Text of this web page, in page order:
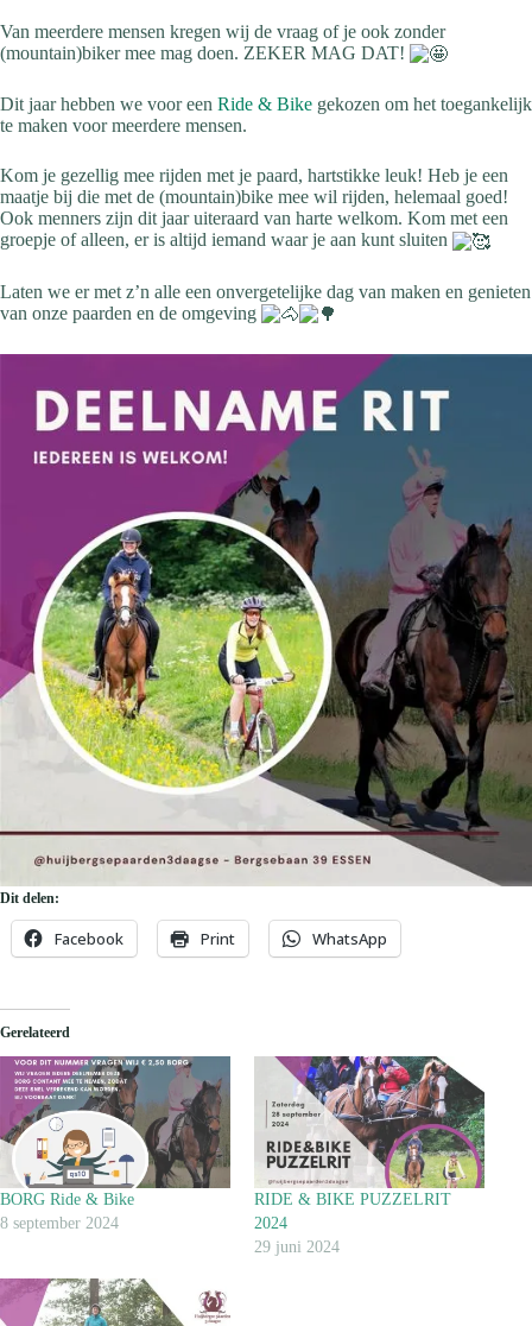
Van meerdere mensen kregen wij de vraag of je ook zonder
(mountain)biker mee mag doen. ZEKER MAG DAT!
Dit jaar hebben we voor een Ride & Bike gekozen om het toegankelijk
te maken voor meerdere mensen.
Kom je gezellig mee rijden met je paard, hartstikke leuk! Heb je een
maatje bij die met de (mountain)bike mee wil rijden, helemaal goed!
Ook menners zijn dit jaar uiteraard van harte welkom. Kom met een
groepje of alleen, er is altijd iemand waar je aan kunt sluiten
Laten we er met z’n alle een onvergetelijke dag van maken en genieten
van onze paarden en de omgeving
Dit delen:
Facebook Print WhatsApp
Gerelateerd
BORG Ride & Bike
8 september 2024
RIDE & BIKE PUZZELRIT
2024
29 juni 2024